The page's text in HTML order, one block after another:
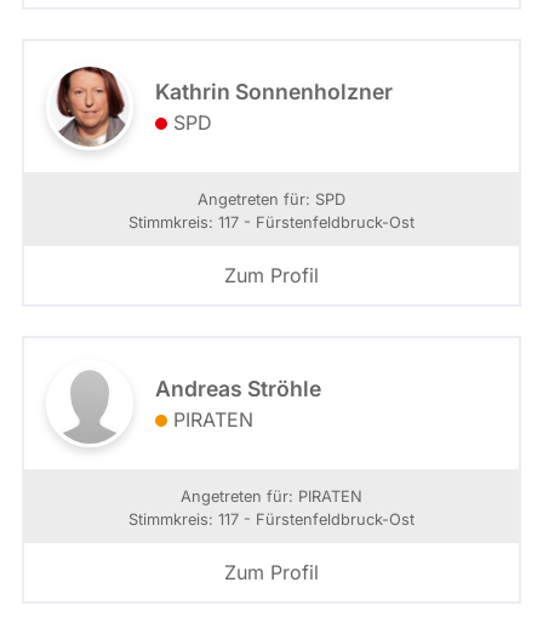
Kathrin Sonnenholzner
SPD
Angetreten für: SPD
Stimmkreis: 117 - Fürstenfeldbruck-Ost
Zum Profil
Andreas Ströhle
PIRATEN
Angetreten für: PIRATEN
Stimmkreis: 117 - Fürstenfeldbruck-Ost
Zum Profil